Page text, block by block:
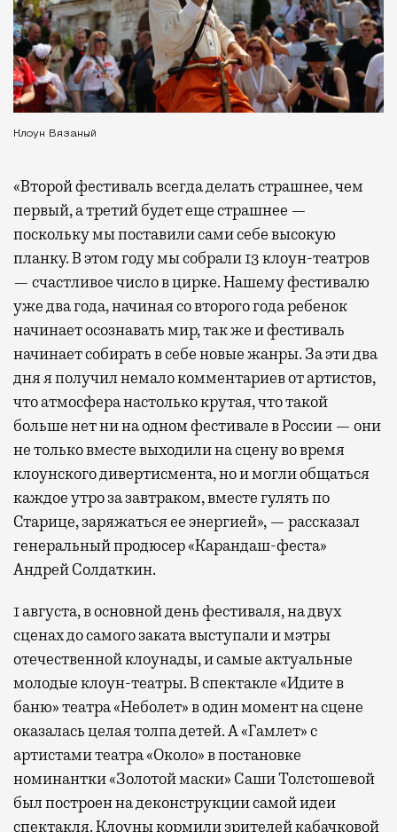
Клоун Вязаный
«Второй фестиваль всегда делать страшнее, чем
первый, а третий будет еще страшнее —
поскольку мы поставили сами себе высокую
планку. В этом году мы собрали 13 клоун-театров
— счастливое число в цирке. Нашему фестивалю
уже два года, начиная со второго года ребенок
начинает осознавать мир, так же и фестиваль
начинает собирать в себе новые жанры. За эти два
дня я получил немало комментариев от артистов,
что атмосфера настолько крутая, что такой
больше нет ни на одном фестивале в России — они
не только вместе выходили на сцену во время
клоунского дивертисмента, но и могли общаться
каждое утро за завтраком, вместе гулять по
Старице, заряжаться ее энергией», — рассказал
генеральный продюсер «Карандаш-феста»
Андрей Солдаткин.
1 августа, в основной день фестиваля, на двух
сценах до самого заката выступали и мэтры
отечественной клоунады, и самые актуальные
молодые клоун-театры. В спектакле «Идите в
баню» театра «Неболет» в один момент на сцене
оказалась целая толпа детей. А «Гамлет» с
артистами театра «Около» в постановке
номинантки «Золотой маски» Саши Толстошевой
был построен на деконструкции самой идеи
спектакля. Клоуны кормили зрителей кабачковой